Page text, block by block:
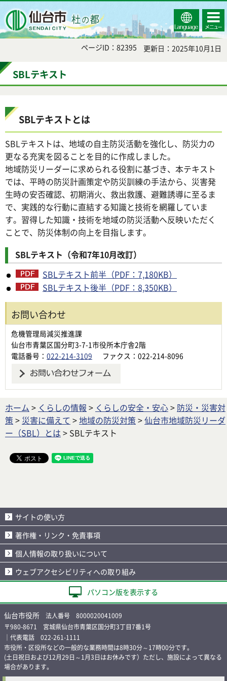
Select
Language
コンテ
ンツメ
ニュー
ページID：82395 更新日：2025年10月1日
SBLテキスト
SBLテキストとは
SBLテキストは、地域の自主防災活動を強化し、防災力の
更なる充実を図ることを目的に作成しました。
地域防災リーダーに求められる役割に基づき、本テキスト
では、平時の防災計画策定や防災訓練の手法から、災害発
生時の安否確認、初期消火、救出救護、避難誘導に至るま
で、実践的な行動に直結する知識と技術を網羅していま
す。習得した知識・技術を地域の防災活動へ反映いただく
ことで、防災体制の向上を目指します。
SBLテキスト（令和7年10月改訂）
SBLテキスト前半（PDF：7,180KB）
SBLテキスト後半（PDF：8,350KB）
お問い合わせ
危機管理局減災推進課
仙台市青葉区国分町3-7-1市役所本庁舎2階
電話番号： 022-214-3109 ファクス：022-214-8096
ホーム > くらしの情報 > くらしの安全・安心> 防災・災害対
策 > 災害に備えて >地域の防災対策 >仙台市地域防災リーダ
ー（SBL）とは > SBLテキスト
サイトの使い方
著作権・リンク・免責事項
個人情報の取り扱いについて
ウェブアクセシビリティへの取り組み
パソコン版を表示する
仙台市役所 法人番号 8000020041009
〒980-8671 宮城県仙台市青葉区国分町3丁目7番1号
｜代表電話 022-261-1111
市役所・区役所などの一般的な業務時間は8時30分～17時00分です。
(土日祝日および12月29日～1月3日はお休みです）ただし、施設によって異なる
場合があります。